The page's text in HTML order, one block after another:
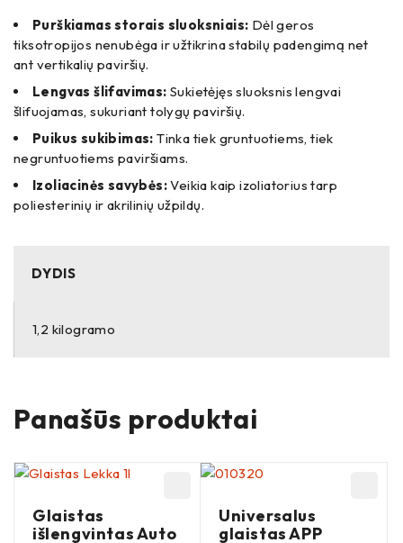
Purškiamas storais sluoksniais: Dėl geros
tiksotropijos nenubėga ir užtikrina stabilų padengimą net
ant vertikalių paviršių.
Lengvas šlifavimas: Sukietėjęs sluoksnis lengvai
šlifuojamas, sukuriant tolygų paviršių.
Puikus sukibimas: Tinka tiek gruntuotiems, tiek
negruntuotiems paviršiams.
Izoliacinės savybės:Veikia kaip izoliatorius tarp
poliesterinių ir akrilinių užpildų.
DYDIS
1,2 kilogramo
Panašūs produktai
Glaistas
išlengvintas Auto
Universalus
glaistas APP